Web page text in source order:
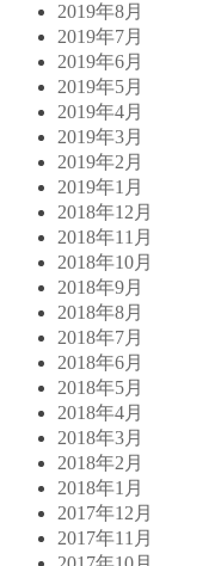
2019年8月
2019年7月
2019年6月
2019年5月
2019年4月
2019年3月
2019年2月
2019年1月
2018年12月
2018年11月
2018年10月
2018年9月
2018年8月
2018年7月
2018年6月
2018年5月
2018年4月
2018年3月
2018年2月
2018年1月
2017年12月
2017年11月